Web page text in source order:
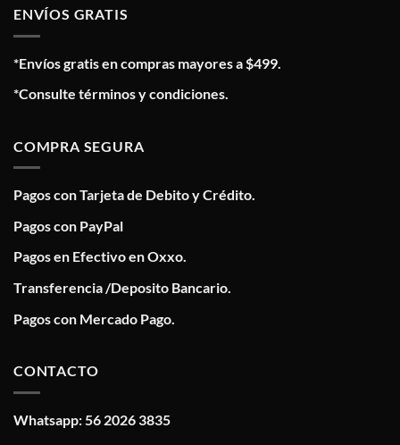
ENVÍOS GRATIS
*Envíos gratis en compras mayores a $499.
*Consulte términos y condiciones.
COMPRA SEGURA
Pagos con Tarjeta de Debito y Crédito.
Pagos con PayPal
Pagos en Efectivo en Oxxo.
Transferencia /Deposito Bancario.
Pagos con Mercado Pago.
CONTACTO
Whatsapp: 56 2026 3835